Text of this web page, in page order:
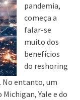
pandemia,
começa a
falar-se
muito dos
benefícios
do reshoring
entanto, um
Yale e do